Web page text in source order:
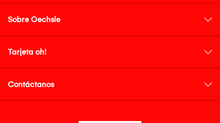
Sobre Oechsle
Tarjeta oh!
Contáctanos